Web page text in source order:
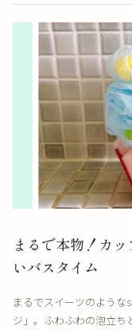
まるで本物！カ
いバスタイム
まるでスイーツのような
ジ」。ふわふわの泡立ち